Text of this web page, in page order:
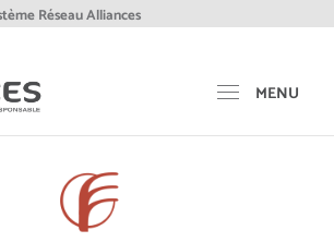
Réseau Alliances
MENU